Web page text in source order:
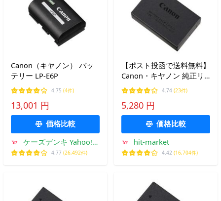
Canon（キヤノン） バッ
テリー LP-E6P
4.75 (4件)
13,001 円
価格比較
ケーズデンキ Yahoo!シ
ョップ
4.77 (26,492件)
【ポスト投函で送料無料】
Canon・キヤノン 純正リ
チウムイオン充電池 バッ
テリーパック LP-E17
4.74 (23件)
5,280 円
価格比較
hit-market
4.42 (16,704件)